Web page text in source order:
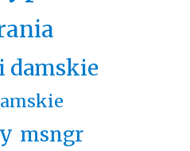
damskie
msngr